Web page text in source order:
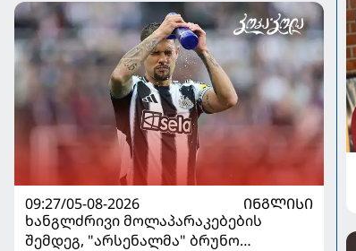
09:27/05-08-2026
ᲘᲜᲒᲚᲘᲡᲘ
ხანგლძრივი მოლაპარაკებების
შემდეგ, "არსენალმა" ბრუნო